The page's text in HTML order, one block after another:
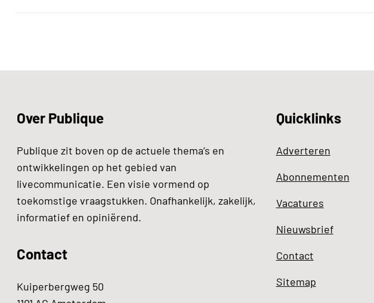
Over Publique
Publique zit boven op de actuele thema’s en
ontwikkelingen op het gebied van
livecommunicatie. Een visie vormend op
toekomstige vraagstukken. Onafhankelijk, zakelijk,
informatief en opiniërend.
Contact
Kuiperbergweg 50
Quicklinks
Adverteren
Abonnementen
Vacatures
Nieuwsbrief
Contact
Sitemap